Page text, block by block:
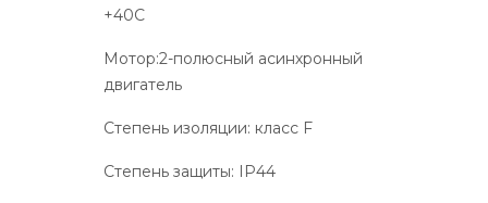
+40С
Мотор:2-полюсный асинхронный
двигатель
Степень изоляции: класс F
Степень защиты: IP44